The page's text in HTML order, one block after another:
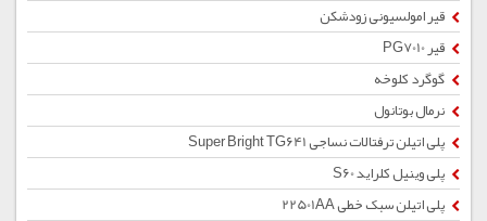
قیر امولسیونی زودشکن
قیر PG7010
گوگرد کلوخه
نرمال بوتانول
پلی اتیلن ترفتالات نساجی Super Bright TG641
پلی وینیل کلراید S60
پلی اتیلن سبک خطی 22501AA